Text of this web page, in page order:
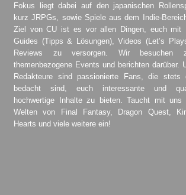
Fokus liegt dabei auf den japanischen
kurz JRPGs, sowie Spiele aus dem Indie-
Ziel von CU ist es vor allen Dingen, euch mit
Guides (Tipps & Lösungen), Videos (Let’s
Reviews zu versorgen. Wir besuchen
themenbezogene Events und berichten darüber.
Redakteure sind passionierte Fans, die stets
bedacht sind, euch interessante und
hochwertige Inhalte zu bieten. Taucht mit
Welten von Final Fantasy, Dragon Quest,
Hearts und viele weitere ein!